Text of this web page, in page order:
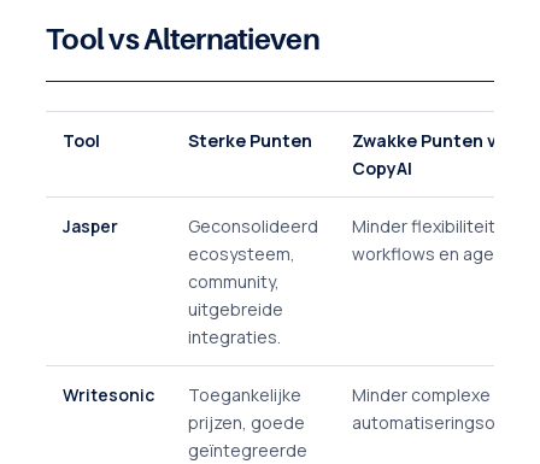
Tool vs Alternatieven
Tool Sterke Punten
Zwakke Punten vs
CopyAI
Jasper
Geconsolideerd
ecosysteem,
community,
uitgebreide
integraties.
Minder flexibiliteit in
workflows en agents.
Writesonic
Toegankelijke
prijzen, goede
geïntegreerde
Minder complexe
automatiseringsopties.